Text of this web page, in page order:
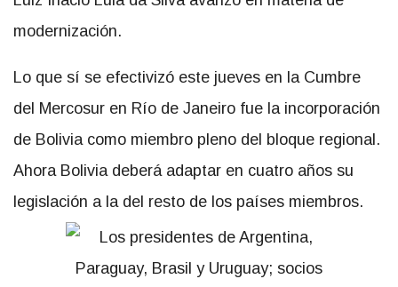
modernización.
Lo que sí se efectivizó este jueves en la Cumbre
del Mercosur en Río de Janeiro fue la incorporación
de Bolivia como miembro pleno del bloque regional.
Ahora Bolivia deberá adaptar en cuatro años su
legislación a la del resto de los países miembros.